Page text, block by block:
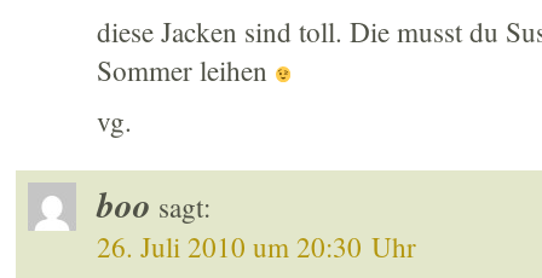
diese Jacken sind toll. Die musst du
Sommer leihen
vg.
boo sagt:
26. Juli 2010 um 20:30 Uhr